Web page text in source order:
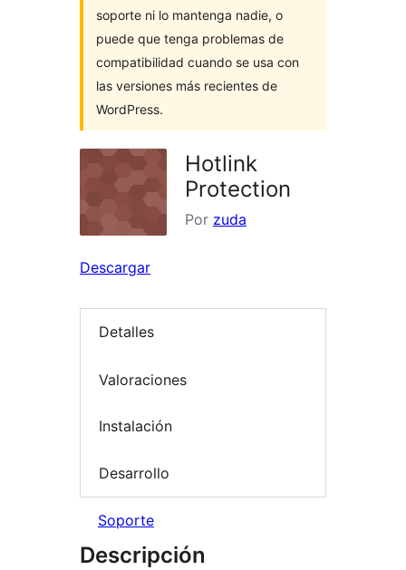
soporte ni lo mantenga nadie, o
puede que tenga problemas de
compatibilidad cuando se usa con
las versiones más recientes de
WordPress.
Hotlink
Protection
Por zuda
Descargar
Detalles
Valoraciones
Instalación
Desarrollo
Soporte
Descripción